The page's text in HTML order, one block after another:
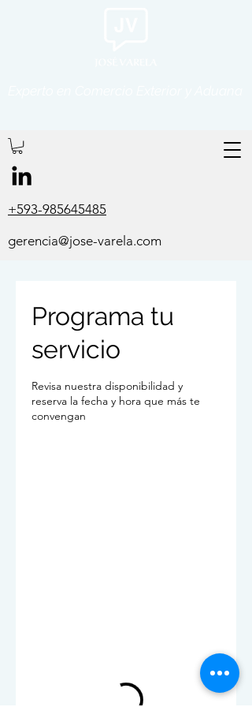
+593-985645485
gerencia@jose-varela.com
Programa tu
servicio
Revisa nuestra disponibilidad y
reserva la fecha y hora que más te
convengan